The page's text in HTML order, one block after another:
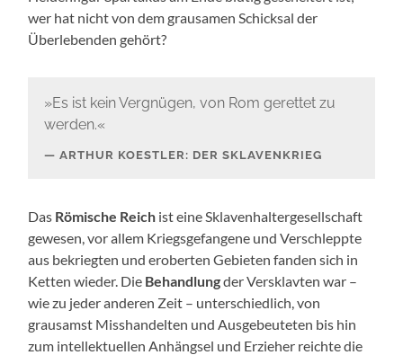
wer hat nicht von dem grausamen Schicksal der
Überlebenden gehört?
»Es ist kein Vergnügen, von Rom gerettet zu
werden.«
ARTHUR KOESTLER: DER SKLAVENKRIEG
Das Römische Reich ist eine Sklavenhaltergesellschaft
gewesen, vor allem Kriegsgefangene und Verschleppte
aus bekriegten und eroberten Gebieten fanden sich in
Ketten wieder. Die Behandlungder Versklavten war –
wie zu jeder anderen Zeit – unterschiedlich, von
grausamst Misshandelten und Ausgebeuteten bis hin
zum intellektuellen Anhängsel und Erzieher reichte die